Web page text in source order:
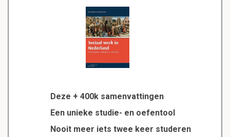
Deze + 400k samenvattingen
Een unieke studie- en oefentool
Nooit meer iets twee keer studeren